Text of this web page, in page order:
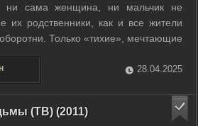
ни сама женщина, ни мальчик не
их родственники, как и все жители
Только «тихие», мечтающие
облик. Они с рождения берегут
древнему пророчеству мальчик-
...
28.04.2025
(ТВ) (2011)